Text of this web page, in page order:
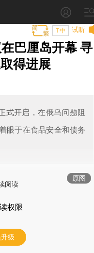
试听
T中
巴厘岛开幕 寻
得进展
式开启，在俄乌问题阻
眼于在食品安全和债务
原图
阅读
权限
级